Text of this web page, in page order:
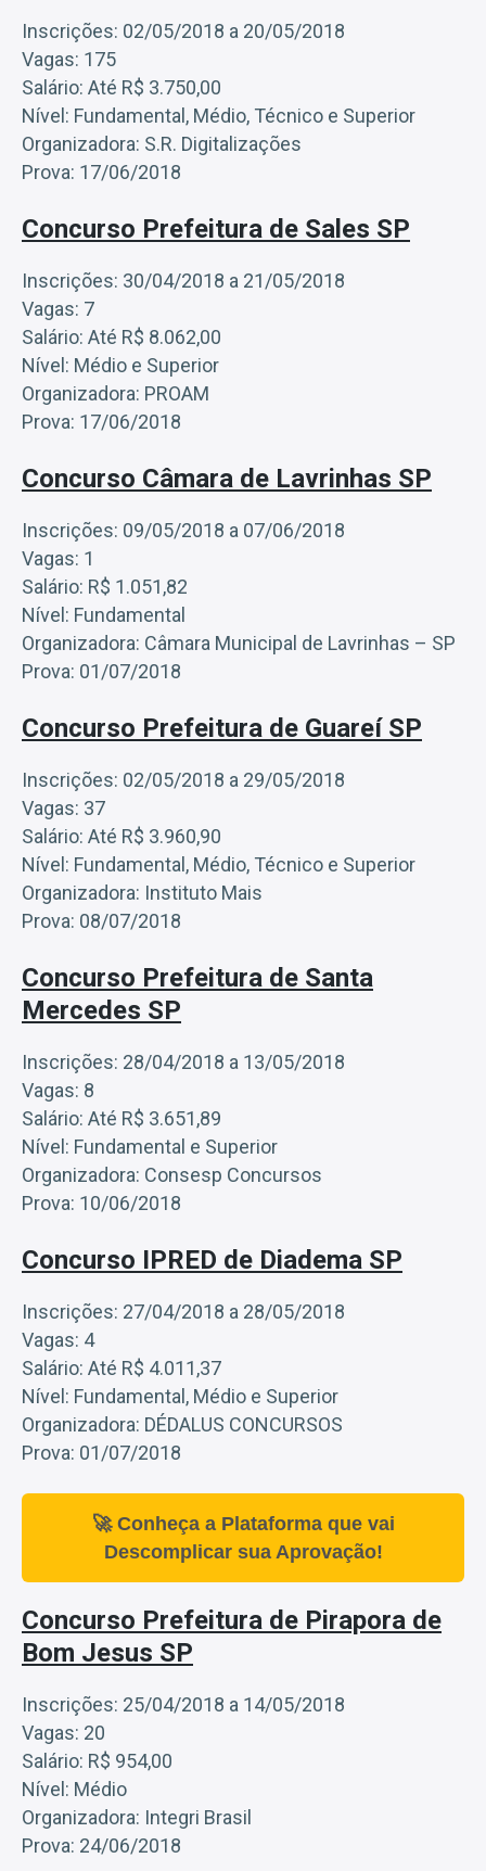
Inscrições: 02/05/2018 a 20/05/2018
Vagas: 175
Salário: Até R$ 3.750,00
Nível: Fundamental, Médio, Técnico e Superior
Organizadora: S.R. Digitalizações
Prova: 17/06/2018
Concurso Prefeitura de Sales SP
Inscrições: 30/04/2018 a 21/05/2018
Vagas: 7
Salário: Até R$ 8.062,00
Nível: Médio e Superior
Organizadora: PROAM
Prova: 17/06/2018
Concurso Câmara de Lavrinhas SP
Inscrições: 09/05/2018 a 07/06/2018
Vagas: 1
Salário: R$ 1.051,82
Nível: Fundamental
Organizadora: Câmara Municipal de Lavrinhas – SP
Prova: 01/07/2018
Concurso Prefeitura de Guareí SP
Inscrições: 02/05/2018 a 29/05/2018
Vagas: 37
Salário: Até R$ 3.960,90
Nível: Fundamental, Médio, Técnico e Superior
Organizadora: Instituto Mais
Prova: 08/07/2018
Concurso Prefeitura de Santa
Mercedes SP
Inscrições: 28/04/2018 a 13/05/2018
Vagas: 8
Salário: Até R$ 3.651,89
Nível: Fundamental e Superior
Organizadora: Consesp Concursos
Prova: 10/06/2018
Concurso IPRED de Diadema SP
Inscrições: 27/04/2018 a 28/05/2018
Vagas: 4
Salário: Até R$ 4.011,37
Nível: Fundamental, Médio e Superior
Organizadora: DÉDALUS CONCURSOS
Prova: 01/07/2018
🚀 Conheça a Plataforma que vai
Descomplicar sua Aprovação!
Concurso Prefeitura de Pirapora de
Bom Jesus SP
Inscrições: 25/04/2018 a 14/05/2018
Vagas: 20
Salário: R$ 954,00
Nível: Médio
Organizadora: Integri Brasil
Prova: 24/06/2018